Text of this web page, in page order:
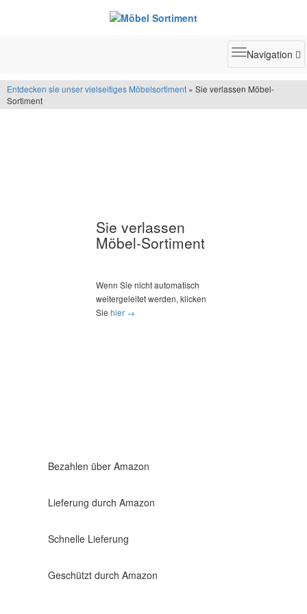
Toggle
Navigation
Entdecken sie unser vielseitiges Möbelsortiment » Sie verlassen Möbel-
Sortiment
Sie verlassen
Möbel-Sortiment
Wenn Sie nicht automatisch
weitergeleitet werden, klicken
Sie hier →
Bezahlen über Amazon
Lieferung durch Amazon
Schnelle Lieferung
Geschützt durch Amazon